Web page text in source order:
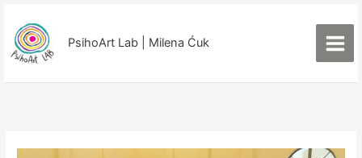
садржај
PsihoArt Lab | Milena Ćuk